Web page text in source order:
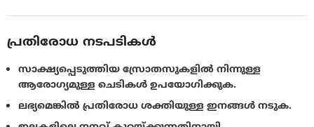
പ്രതിരോധ നടപടികൾ
സാക്ഷ്യപ്പെടുത്തിയ സ്രോതസുകളില്‍ നിന്നുള്ള
ആരോഗ്യമുള്ള ചെടികള്‍ ഉപയോഗിക്കുക.
ലഭ്യമെങ്കില്‍ പ്രതിരോധ ശക്തിയുള്ള ഇനങ്ങള്‍ നടുക.